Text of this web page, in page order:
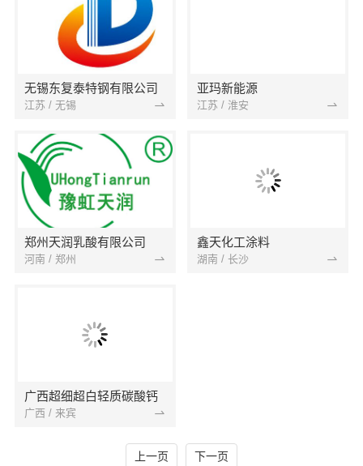
无锡东复泰特钢有限公司
江苏 / 无锡
亚玛新能源
江苏 / 淮安
郑州天润乳酸有限公司
河南 / 郑州
鑫天化工涂料
湖南 / 长沙
广西超细超白轻质碳酸钙
广西 / 来宾
上一页 下一页